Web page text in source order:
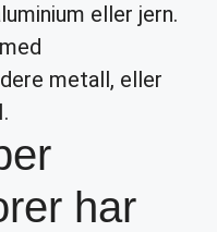
eller jern.
metall, eller
har